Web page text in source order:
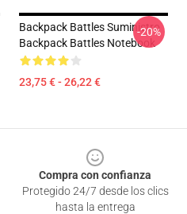
Backpack Battles Suministro
Backpack Battles Notebook
23,75 € - 26,22 €
-20%
Compra con confianza
Protegido 24/7 desde los clics
hasta la entrega